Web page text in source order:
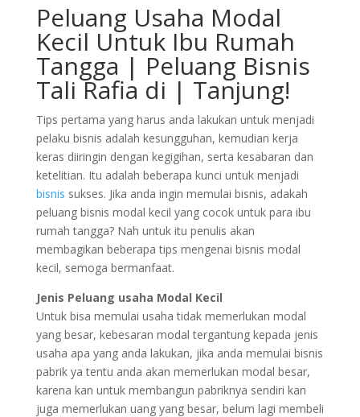
Peluang Usaha Modal
Kecil Untuk Ibu Rumah
Tangga | Peluang Bisnis
Tali Rafia di | Tanjung!
Tips pertama yang harus anda lakukan untuk menjadi
pelaku bisnis adalah kesungguhan, kemudian kerja
keras diiringin dengan kegigihan, serta kesabaran dan
ketelitian. Itu adalah beberapa kunci untuk menjadi
bisnis sukses. Jika anda ingin memulai bisnis, adakah
peluang bisnis modal kecil yang cocok untuk para ibu
rumah tangga? Nah untuk itu penulis akan
membagikan beberapa tips mengenai bisnis modal
kecil, semoga bermanfaat.
Jenis Peluang usaha Modal Kecil
Untuk bisa memulai usaha tidak memerlukan modal
yang besar, kebesaran modal tergantung kepada jenis
usaha apa yang anda lakukan, jika anda memulai bisnis
pabrik ya tentu anda akan memerlukan modal besar,
karena kan untuk membangun pabriknya sendiri kan
juga memerlukan uang yang besar, belum lagi membeli